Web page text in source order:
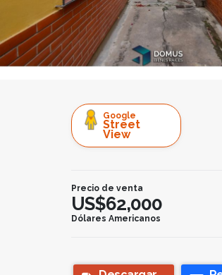
Google
Street
View
Precio de venta
US$62,000
Dólares Americanos